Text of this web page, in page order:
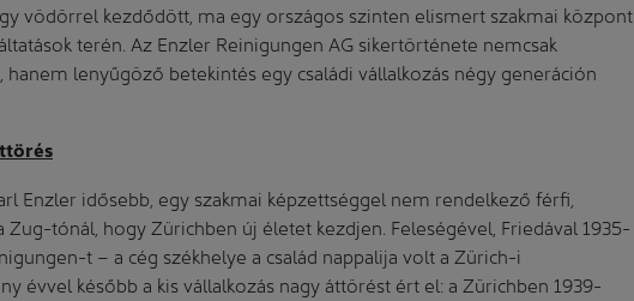
vödörrel kezdődött, ma egy országos szinten elismert szakmai központ
terén. Az Enzler Reinigungen AG sikertörténete nemcsak
lenyűgöző betekintés egy családi vállalkozás négy generáción
Enzler idősebb, egy szakmai képzettséggel nem rendelkező férfi,
tónál, hogy Zürichben új életet kezdjen. Feleségével, Friedával 1935-
t – a cég székhelye a család nappalija volt a Zürich-i
évvel később a kis vállalkozás nagy áttörést ért el: a Zürichben 1939-